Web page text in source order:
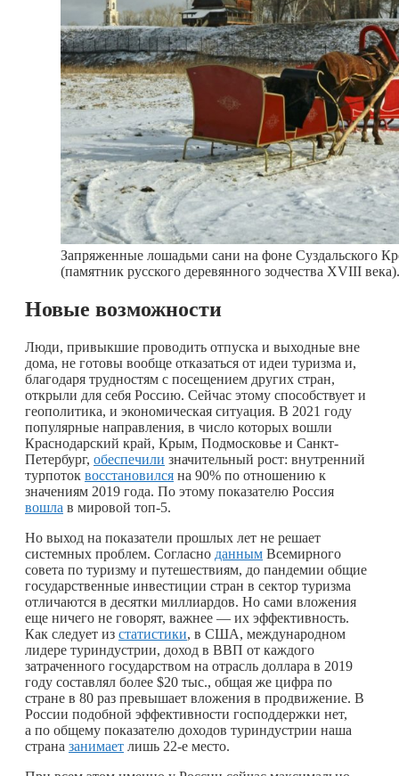
Запряженные лошадьми сани на фоне Суздальского
(памятник русского деревянного зодчества XVIII
Новые возможности
Люди, привыкшие проводить отпуска и выходные вне
дома, не готовы вообще отказаться от идеи туризма и,
благодаря трудностям с посещением других стран,
открыли для себя Россию. Сейчас этому способствует и
геополитика, и экономическая ситуация. В 2021 году
популярные направления, в число которых вошли
Краснодарский край, Крым, Подмосковье и Санкт-
Петербург, обеспечили значительный рост: внутренний
турпоток восстановился на 90% по отношению к
значениям 2019 года. По этому показателю Россия
вошла в мировой топ-5.
Но выход на показатели прошлых лет не решает
системных проблем. Согласно данным Всемирного
совета по туризму и путешествиям, до пандемии общие
государственные инвестиции стран в сектор туризма
отличаются в десятки миллиардов. Но сами вложения
еще ничего не говорят, важнее — их эффективность.
Как следует из статистики, в США, международном
лидере туриндустрии, доход в ВВП от каждого
затраченного государством на отрасль доллара в 2019
году составлял более $20 тыс., общая же цифра по
стране в 80 раз превышает вложения в продвижение. В
России подобной эффективности господдержки нет,
а по общему показателю доходов туриндустрии наша
страна занимает лишь 22-е место.